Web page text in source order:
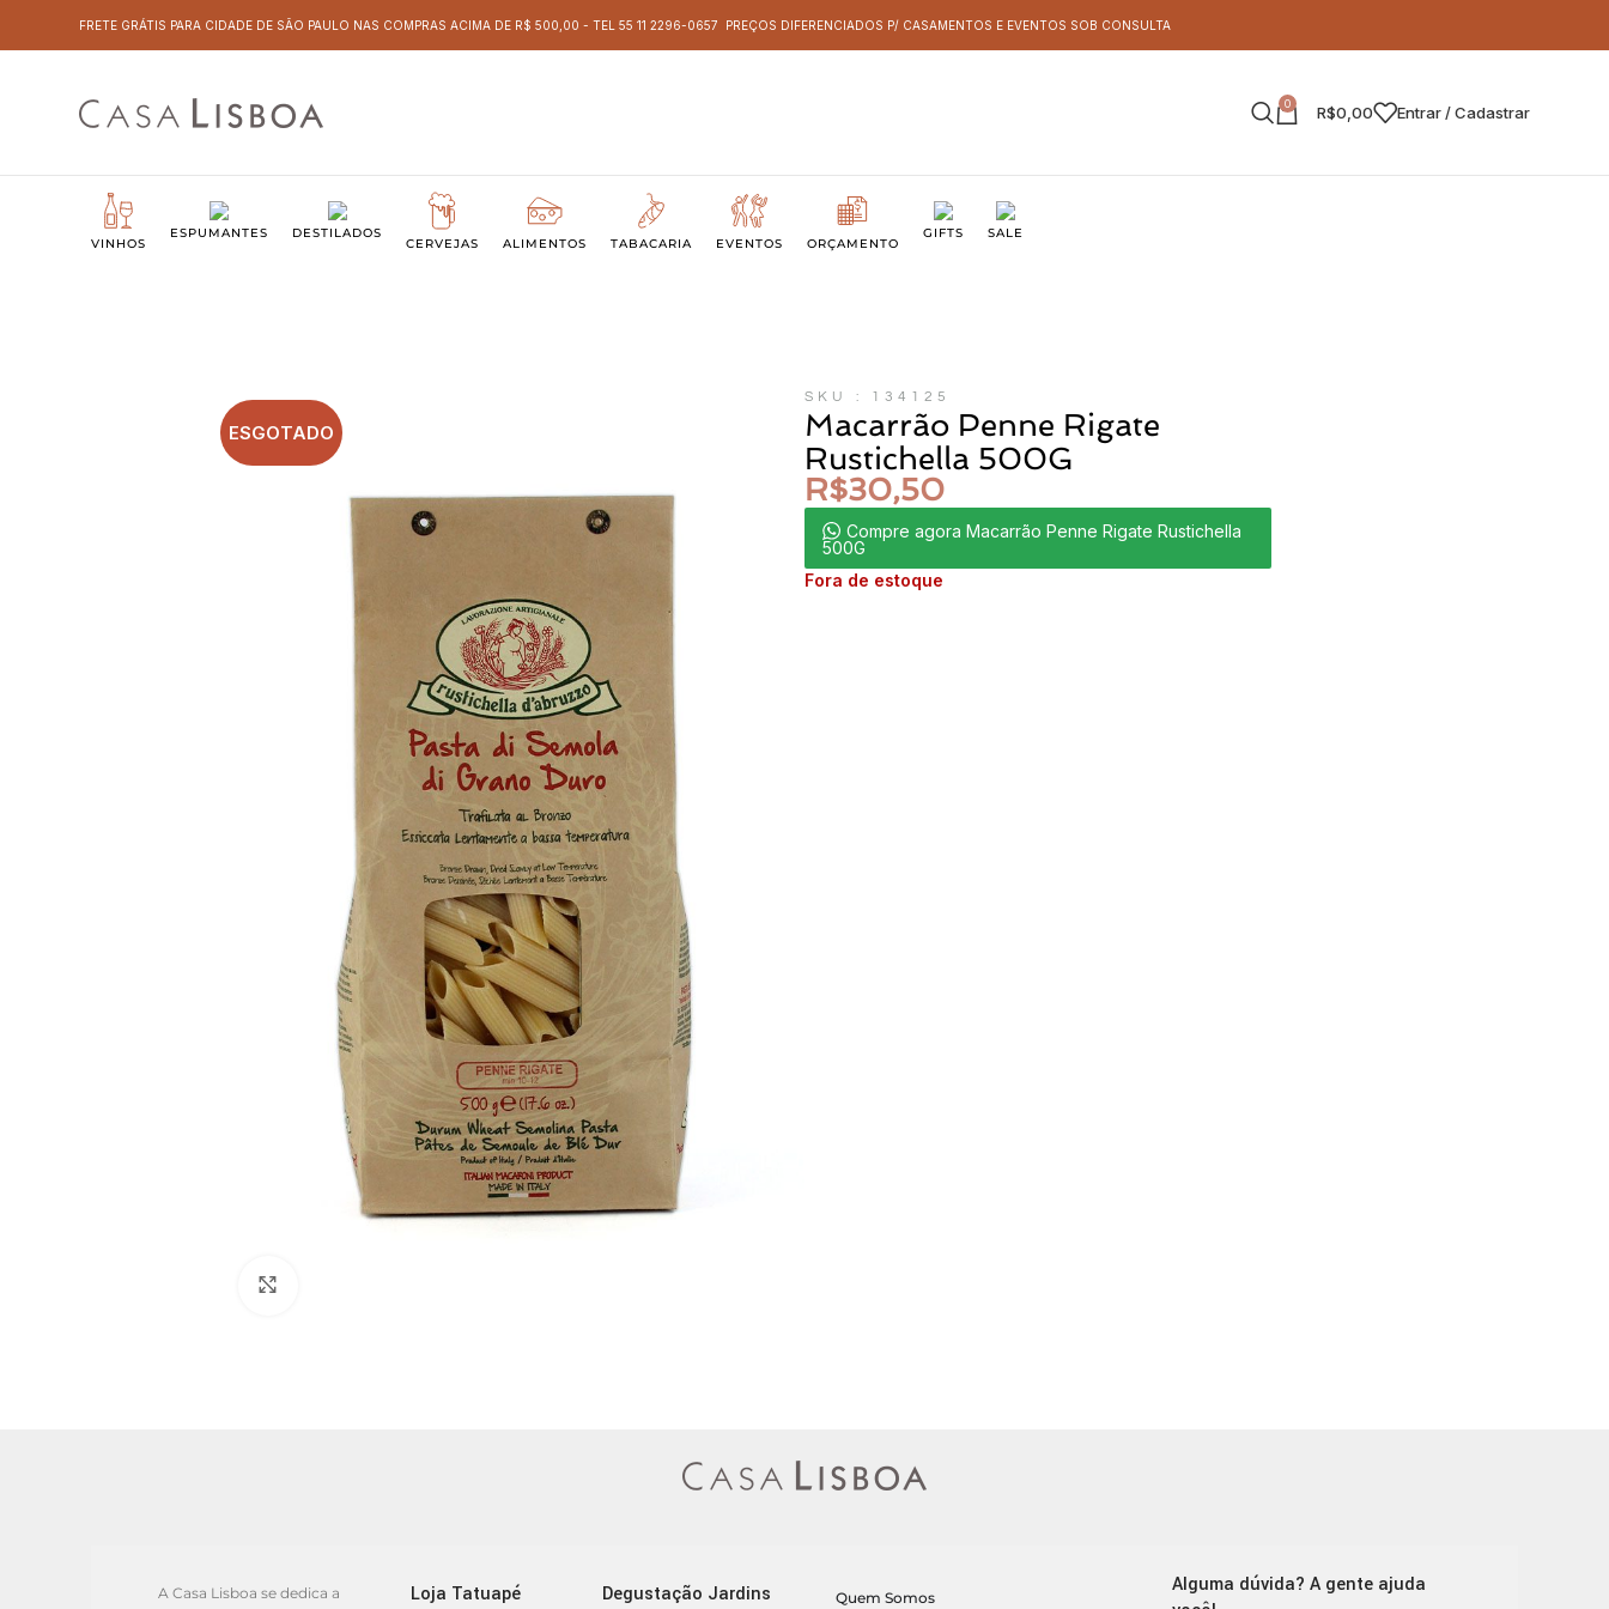
FRETE GRÁTIS PARA CIDADE DE SÃO PAULO NAS COMPRAS ACIMA DE R$ 500,00 - TEL 55 11 2296-0657 PREÇOS DIFERENCIADOS P/ CASAMENTOS E EVENTOS SOB CONSULTA
0 R$0,00 Entrar / Cadastrar
VINHOS
ESPUMANTES DESTILADOS
CERVEJAS ALIMENTOS TABACARIA EVENTOS ORÇAMENTO
GIFTS SALE
ESGOTADO
SKU : 134125
Macarrão Penne Rigate
Rustichella 500G
R$30,50
Compre agora Macarrão Penne Rigate Rustichella
500G
Fora de estoque
A Casa Lisboa se dedica a
Loja Tatuapé
Degustação Jardins
Quem Somos
Alguma dúvida? A gente ajuda